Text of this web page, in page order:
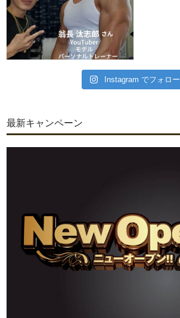
Instagram でフォロー
最新キャンペーン